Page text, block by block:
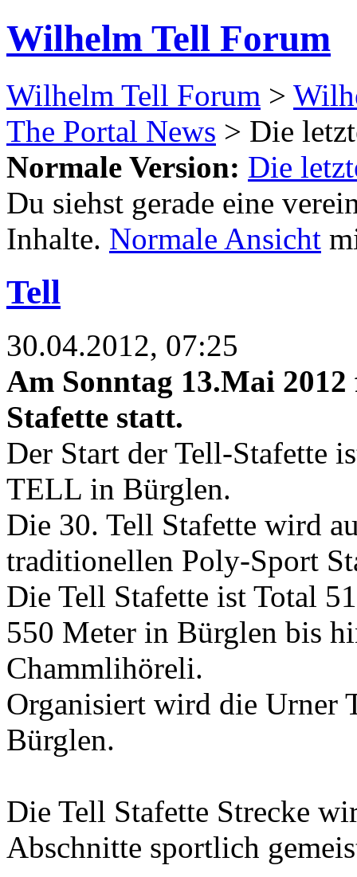
Wilhelm Tell Forum
Wilhelm Tell Forum >
The Portal News > Die
Normale Version: Die
Du siehst gerade eine
Inhalte. Normale Ansicht
Tell
30.04.2012, 07:25
Am Sonntag 13.Mai
Stafette statt.
Der Start der Tell-Stafette
TELL in Bürglen.
Die 30. Tell Stafette wird
traditionellen Poly-Sport
Die Tell Stafette ist Total
550 Meter in Bürglen bis
Chammlihöreli.
Organisiert wird die Urner
Bürglen.
Die Tell Stafette Strecke
Abschnitte sportlich